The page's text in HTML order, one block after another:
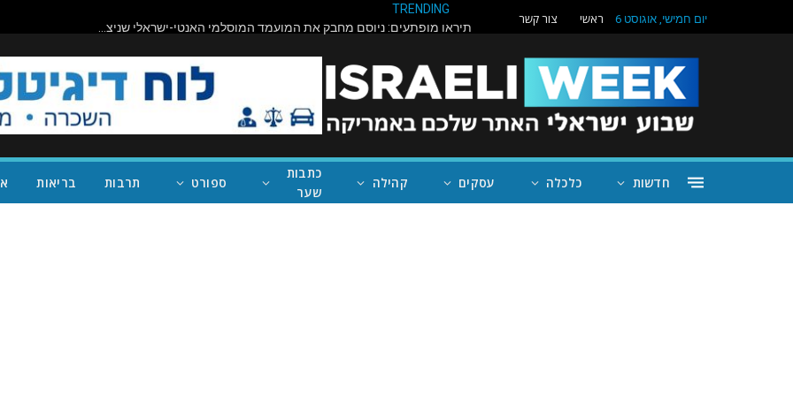
יום חמישי, אוגוסט 6 ראשי צור קשר
TRENDING
תיראו מופתעים: ניוסם מחבק את המועמד המוסלמי האנטי-ישראלי שניצח במישיגן; ככה נעצור את טראמפ
חדשות כלכלה עסקים קהילה
כתבות
שער
ספורט תרבות בריאות